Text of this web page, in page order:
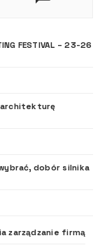
FESTIVAL – 23-26
architekturę
dobór silnika
zarządzanie firmą